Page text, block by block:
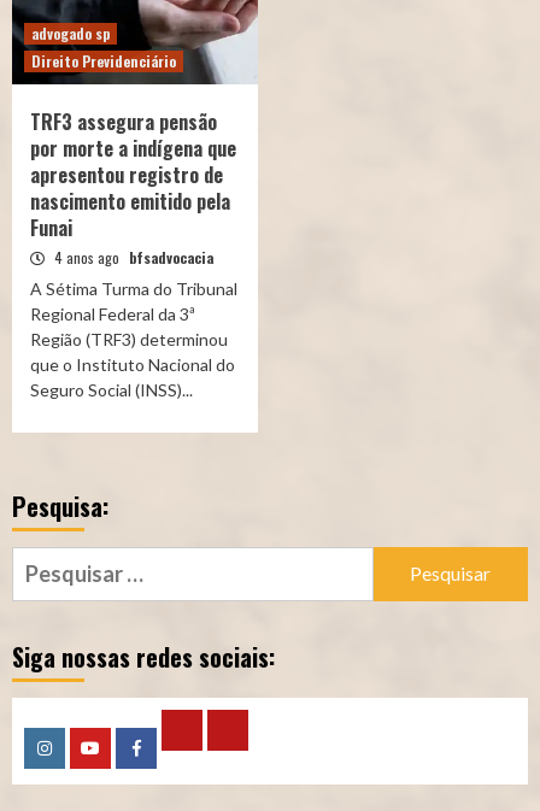
advogado sp
Direito Previdenciário
TRF3 assegura pensão
por morte a indígena que
apresentou registro de
nascimento emitido pela
Funai
4 anos ago bfsadvocacia
A Sétima Turma do Tribunal
Regional Federal da 3ª
Região (TRF3) determinou
que o Instituto Nacional do
Seguro Social (INSS)...
Pesquisa:
Pesquisar
por:
Siga nossas redes sociais:
InstagramYouTubeFacebook
Calculadora
–
Calculadora
–